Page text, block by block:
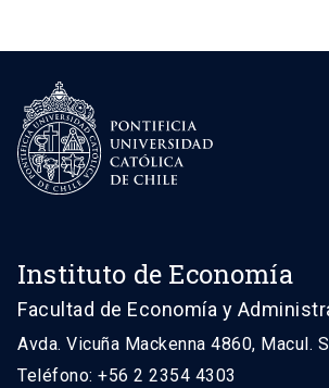
Instituto de Economía
Facultad de Economía y
Avda. Vicuña Mackenna 4860, Macul.
Teléfono: +56 2 2354 4303